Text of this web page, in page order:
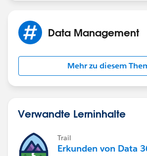
Data Management
Mehr zu diesem
Verwandte Lerninhalte
Trail
Erkunden von Data